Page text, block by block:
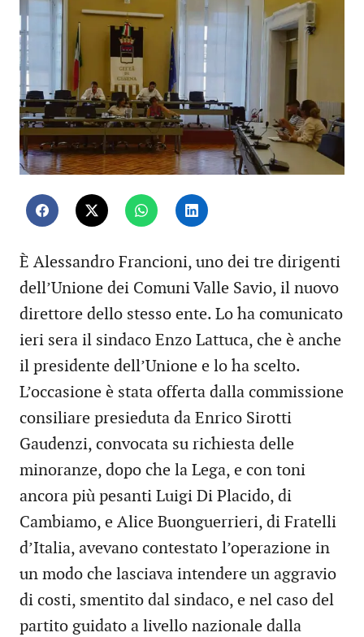
È Alessandro Francioni, uno dei tre dirigenti
dell’Unione dei Comuni Valle Savio, il nuovo
direttore dello stesso ente. Lo ha comunicato
ieri sera il sindaco Enzo Lattuca, che è anche
il presidente dell’Unione e lo ha scelto.
L’occasione è stata offerta dalla commissione
consiliare presieduta da Enrico Sirotti
Gaudenzi, convocata su richiesta delle
minoranze, dopo che la Lega, e con toni
ancora più pesanti Luigi Di Placido, di
Cambiamo, e Alice Buonguerrieri, di Fratelli
d’Italia, avevano contestato l’operazione in
un modo che lasciava intendere un aggravio
di costi, smentito dal sindaco, e nel caso del
partito guidato a livello nazionale dalla